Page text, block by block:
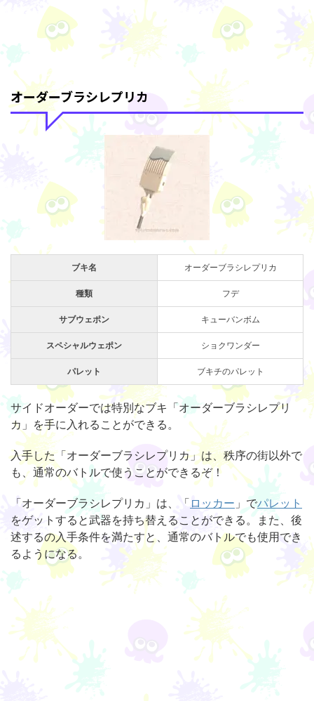
オーダーブラシレプリカ
ブキ名 オーダーブラシレプリカ
種類 フデ
サブウェポン キューバンボム
スペシャルウェポン ショクワンダー
パレット ブキチのパレット
サイドオーダーでは特別なブキ「オーダーブラシレプリ
カ」を手に入れることができる。
入手した「オーダーブラシレプリカ」は、秩序の街以外で
も、通常のバトルで使うことができるぞ！
「オーダーブラシレプリカ」は、「 ロッカー 」でパレット
をゲットすると武器を持ち替えることができる。また、後
述するの入手条件を満たすと、通常のバトルでも使用でき
るようになる。